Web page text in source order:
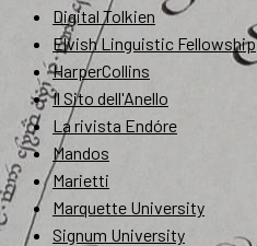
Digital Tolkien
Elvish Linguistic Fellowship
HarperCollins
Il Sito dell'Anello
La rivista Endóre
Mandos
Marietti
Marquette University
Signum University